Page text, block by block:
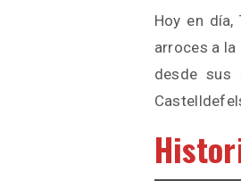
Hoy en
arroces a la
desde sus